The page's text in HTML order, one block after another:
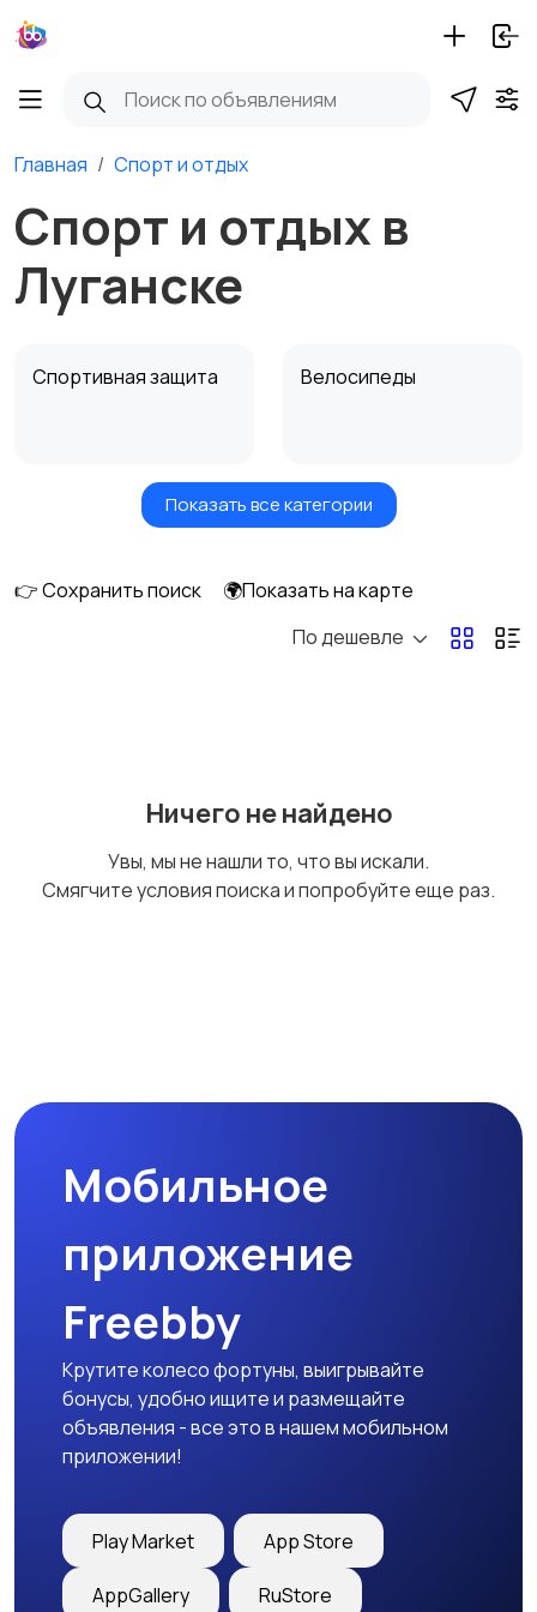
Главная Спорт и отдых
Спорт и отдых в
Луганске
Спортивная защита Велосипеды
Самокаты и
Водные виды спорта
Тренажеры и фитнес Спортивное питание
Другое
Показать все категории
👉 Сохранить поиск
🌍Показать на карте
По дешевле
Ничего не найдено
Увы, мы не нашли то, что вы искали.
Смягчите условия поиска и попробуйте еще раз.
Мобильное
приложение
Freebby
Крутите колесо фортуны, выигрывайте
бонусы, удобно ищите и размещайте
объявления - все это в нашем мобильном
приложении!
Play Market App Store
AppGallery RuStore